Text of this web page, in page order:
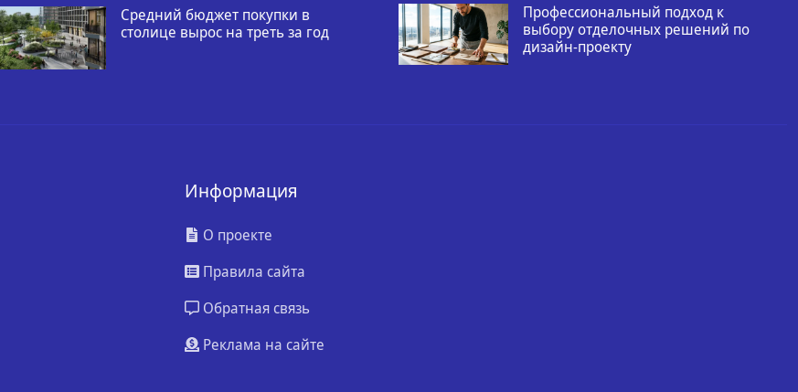
Средний бюджет покупки в
столице вырос на треть за год
Профессиональный подход к
выбору отделочных решений по
дизайн-проекту
Информация
О проекте
Правила сайта
Обратная связь
Реклама на сайте